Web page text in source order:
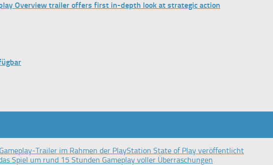
Overview trailer offers first in-depth look at strategic action
Trailer im Rahmen der PlayStation State of Play veröffentlicht
Spiel um rund 15 Stunden Gameplay voller Überraschungen